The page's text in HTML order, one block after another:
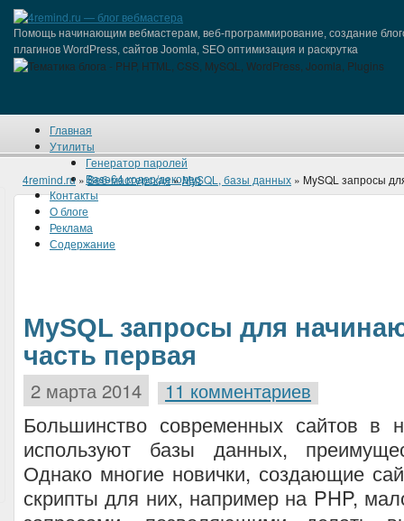
Помощь начинающим вебмастерам, веб-программирование, создание
плагинов WordPress, сайтов Joomla, SEO оптимизация и раскрутка
Главная
Утилиты
Генератор паролей
Base64 кодер/декодер
Контакты
О блоге
Реклама
Содержание
4remind.ru »Веб-мастерская»MySQL, базы данных » MySQL запросы
MySQL запросы для
часть первая
2 марта 2014 11 комментариев
Большинство современных сайтов в
используют базы данных,
Однако многие новички, создающие
скрипты для них, например на PHP,